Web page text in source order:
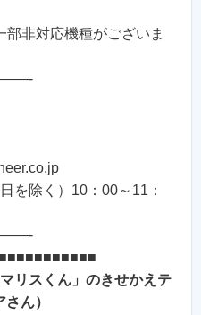
非対応機種がございま
を除く）10：00～11：
リスくん」のきせかえテ
ん）